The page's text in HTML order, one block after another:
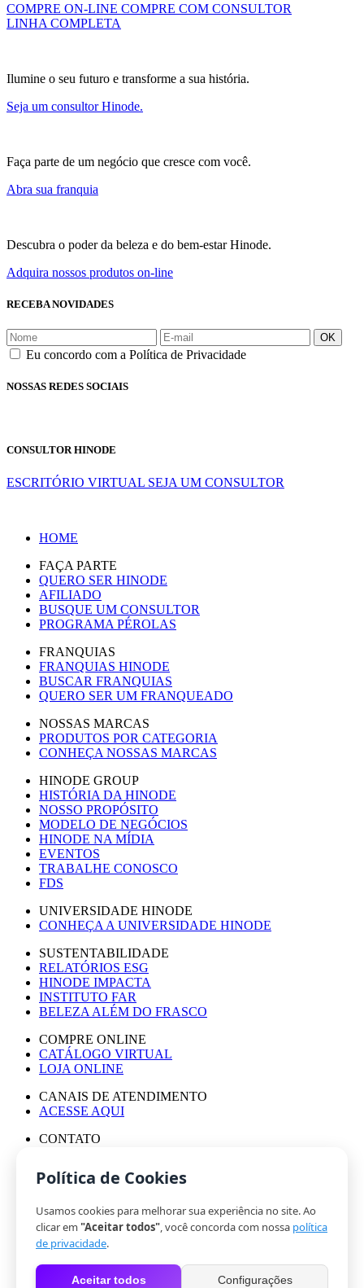
COMPRE ON-LINE COMPRE COM CONSULTOR
LINHA COMPLETA
Ilumine o seu futuro e transforme a sua história.
Seja um consultor Hinode.
Faça parte de um negócio que cresce com você.
Abra sua franquia
Descubra o poder da beleza e do bem-estar Hinode.
Adquira nossos produtos on-line
RECEBA NOVIDADES
OK
Eu concordo com a Política de Privacidade
NOSSAS REDES SOCIAIS
CONSULTOR HINODE
ESCRITÓRIO VIRTUAL SEJA UM CONSULTOR
HOME
FAÇA PARTE
QUERO SER HINODE
AFILIADO
BUSQUE UM CONSULTOR
PROGRAMA PÉROLAS
FRANQUIAS
FRANQUIAS HINODE
BUSCAR FRANQUIAS
QUERO SER UM FRANQUEADO
NOSSAS MARCAS
PRODUTOS POR CATEGORIA
CONHEÇA NOSSAS MARCAS
HINODE GROUP
HISTÓRIA DA HINODE
NOSSO PROPÓSITO
MODELO DE NEGÓCIOS
HINODE NA MÍDIA
EVENTOS
TRABALHE CONOSCO
FDS
UNIVERSIDADE HINODE
CONHEÇA A UNIVERSIDADE HINODE
SUSTENTABILIDADE
RELATÓRIOS ESG
HINODE IMPACTA
INSTITUTO FAR
BELEZA ALÉM DO FRASCO
COMPRE ONLINE
CATÁLOGO VIRTUAL
LOJA ONLINE
CANAIS DE ATENDIMENTO
ACESSE AQUI
CONTATO
© HINODE GROUP 2024
|
CÓDIGO DE ÉTICA
|
POLÍTICA DE PRIVACIDADE
Política de Cookies
Usamos cookies para melhorar sua experiência no site. Ao
clicar em "Aceitar todos", você concorda com nossa política
de privacidade.
Aceitar todos Configurações